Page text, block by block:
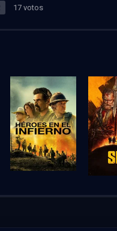
17 votos